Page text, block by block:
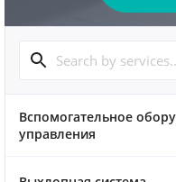
Вспомогательное
управления